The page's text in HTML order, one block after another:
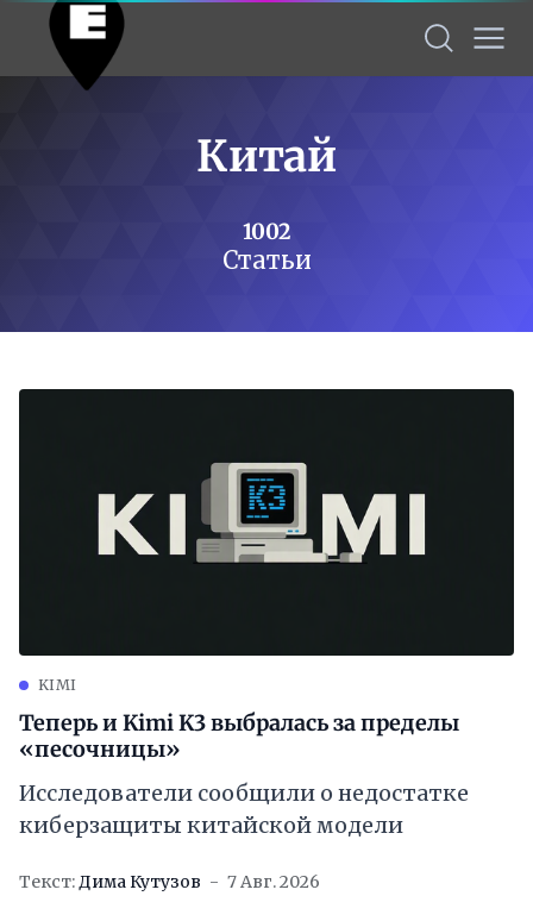
Китай
1002
Статьи
KIMI
Теперь и Kimi K3 выбралась за пределы
«песочницы»
Исследователи сообщили о недостатке
киберзащиты китайской модели
Текст:Дима Кутузов 7 Авг. 2026